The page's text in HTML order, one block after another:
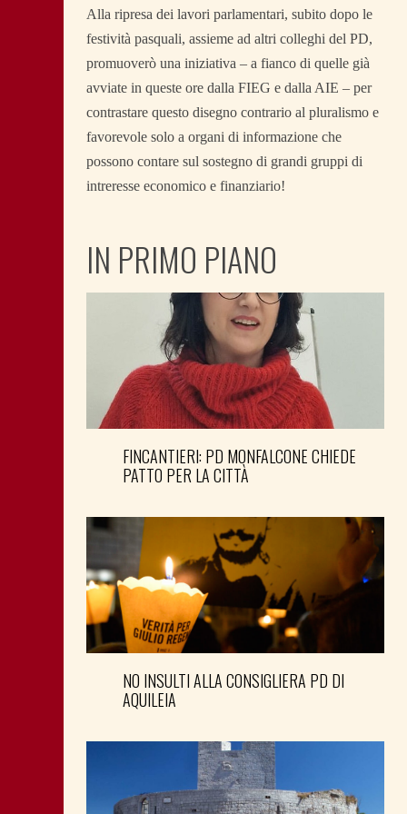
Alla ripresa dei lavori parlamentari, subito dopo le
festività pasquali, assieme ad altri colleghi del PD,
promuoverò una iniziativa – a fianco di quelle già
avviate in queste ore dalla FIEG e dalla AIE – per
contrastare questo disegno contrario al pluralismo e
favorevole solo a organi di informazione che
possono contare sul sostegno di grandi gruppi di
intreresse economico e finanziario!
IN PRIMO PIANO
FINCANTIERI: PD MONFALCONE CHIEDE
PATTO PER LA CITTÀ
NO INSULTI ALLA CONSIGLIERA PD DI
AQUILEIA